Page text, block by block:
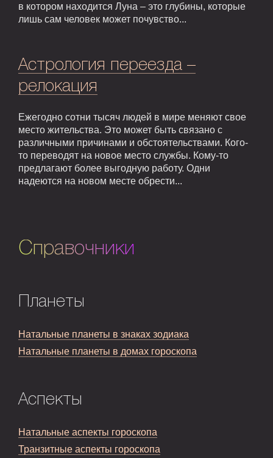
в котором находится Луна – это глубины, которые
лишь сам человек может почувство...
Астрология переезда –
релокация
Ежегодно сотни тысяч людей в мире меняют свое
место жительства. Это может быть связано с
различными причинами и обстоятельствами. Кого-
то переводят на новое место службы. Кому-то
предлагают более выгодную работу. Одни
надеются на новом месте обрести...
Справочники
Планеты
Натальные планеты в знаках зодиака
Натальные планеты в домах гороскопа
Аспекты
Натальные аспекты гороскопа
Транзитные аспекты гороскопа